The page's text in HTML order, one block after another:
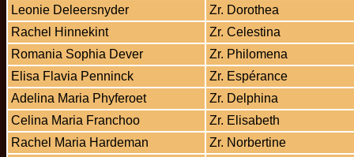
Leonie Deleersnyder
Zr. Dorothea
Rachel Hinnekint
Zr. Celestina
Romania Sophia Dever
Zr. Philomena
Elisa Flavia Penninck
Zr. Espérance
Adelina Maria Phyferoet
Zr. Delphina
Celina Maria Franchoo
Zr. Elisabeth
Rachel Maria Hardeman
Zr. Norbertine